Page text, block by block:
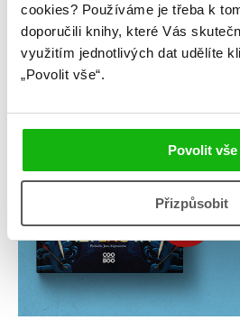
cookies? Používáme je třeba k
doporučili knihy, které Vás
využitím jednotlivých dat udělíte
„Povolit vše“.
Povolit vše
Přizpůsobit